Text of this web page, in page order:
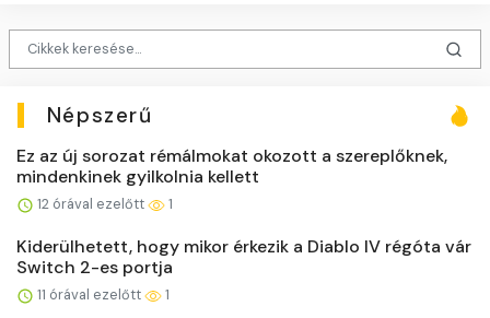
Népszerű
Ez az új sorozat rémálmokat okozott a szereplőknek,
mindenkinek gyilkolnia kellett
12 órával ezelőtt 1
Kiderülhetett, hogy mikor érkezik a Diablo IV régóta vár
Switch 2-es portja
11 órával ezelőtt 1